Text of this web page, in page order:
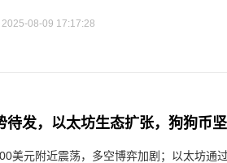
2025-08-09 17:17:28
待发，以太坊生态扩张，狗狗币
美元附近震荡，多空博弈加剧；以太坊通